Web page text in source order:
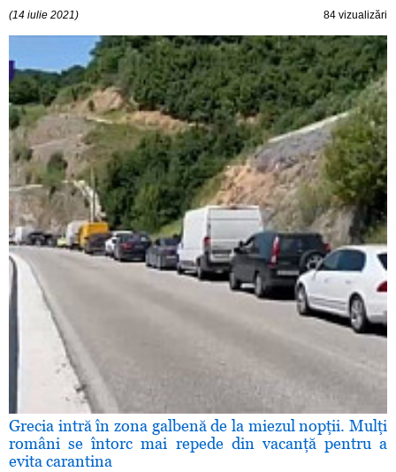
(14 iulie 2021) 84 vizualizări
Grecia intră în zona galbenă de la miezul nopţii. Mulţi
români se întorc mai repede din vacanţă pentru a
evita carantina